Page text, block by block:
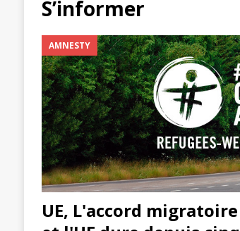
[ 25 februari 2021 ]
[ 12 maart 2021 ] UE,
S’informer
AMNESTY
UE, L'accord